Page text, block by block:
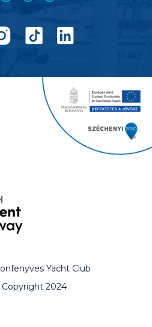
Yacht Club
Copyright 2024